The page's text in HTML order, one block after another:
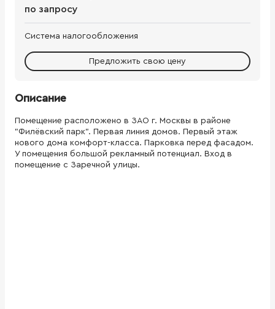
по запросу
Система налогообложения
Предложить свою цену
Описание
Помещение расположено в ЗАО г. Москвы в районе
"Филёвский парк". Первая линия домов. Первый этаж
нового дома комфорт-класса. Парковка перед фасадом.
У помещения большой рекламный потенциал. Вход в
помещение с Заречной улицы.